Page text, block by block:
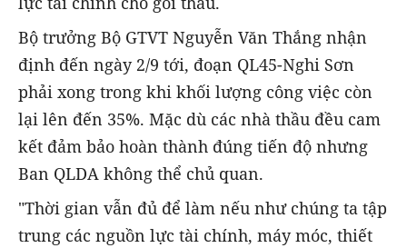
Bộ trưởng Bộ GTVT Nguyễn Văn Thắng nhận
định đến ngày 2/9 tới, đoạn QL45-Nghi Sơn
phải xong trong khi khối lượng công việc còn
lại lên đến 35%. Mặc dù các nhà thầu đều cam
kết đảm bảo hoàn thành đúng tiến độ nhưng
Ban QLDA không thể chủ quan.
"Thời gian vẫn đủ để làm nếu như chúng ta tập
trung các nguồn lực tài chính, máy móc, thiết